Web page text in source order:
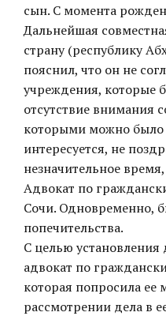
сын. С момента
Дальнейшая
страну (республику
пояснил, что он не
учреждения, которые
отсутствие внимания
которыми можно было
интересуется, не
незначительное
Адвокат по
Сочи. Одновременно,
попечительства.
С целью
адвокат по
которая попросила ее
рассмотрении дела в